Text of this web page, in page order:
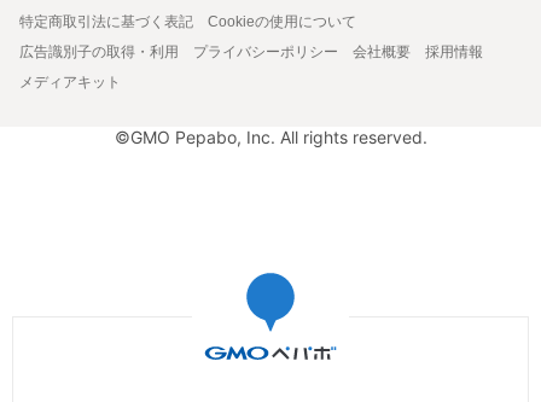
特定商取引法に基づく表記
Cookieの使用について
広告識別子の取得・利用
プライバシーポリシー 会社概要
採用情報
メディアキット
©GMO Pepabo, Inc. All rights reserved.